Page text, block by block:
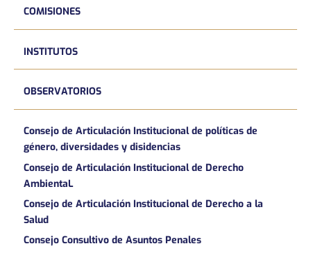
COMISIONES
INSTITUTOS
OBSERVATORIOS
Consejo de Articulación Institucional de políticas de
género, diversidades y disidencias
Consejo de Articulación Institucional de Derecho
AmbientaL
Consejo de Articulación Institucional de Derecho a la
Salud
Consejo Consultivo de Asuntos Penales